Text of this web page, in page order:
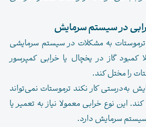
در سیستم سرمایش
ترموستات به مشکلات در سیستم سرمایشی
کمبود گاز در یخچال یا خرابی کمپرسور
را مختل کند.
به‌درستی کار نکند ترموستات نمی‌تواند
این نوع خرابی معمولا نیاز به تعمیر یا
سرمایش دارد.